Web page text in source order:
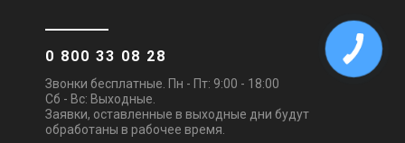
0 800 33 08 28
Звонки бесплатные. Пн - Пт: 9:00 - 18:00
Сб - Вс: Выходные.
Заявки, оставленные в выходные дни будут
обработаны в рабочее время.